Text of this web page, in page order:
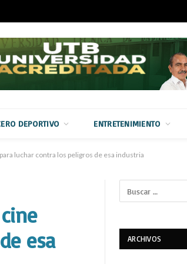
DEPORTIVO ENTRETENIMIENTO
luchar contra los peligros de esa industria
esa
ARCHIVOS